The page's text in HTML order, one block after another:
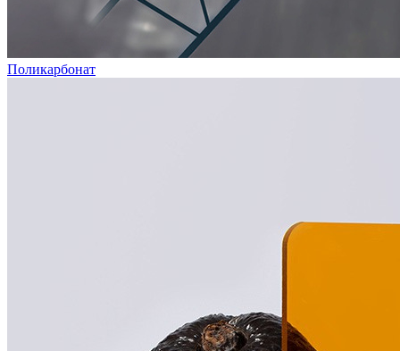
Поликарбонат